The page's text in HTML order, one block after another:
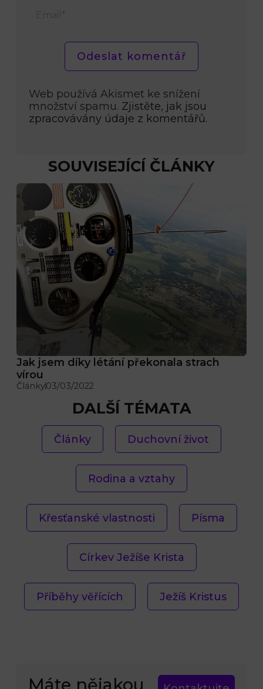
Web používá Akismet ke snížení
množství spamu. Zjistěte, jak jsou
zpracovávány údaje z komentářů.
SOUVISEJÍCÍ ČLÁNKY
Jak jsem díky létání překonala strach
vírou
Články03/03/2022
DALŠÍ TÉMATA
Články Duchovní život
Rodina a vztahy
Křesťanské vlastnosti Písma
Církev Ježíše Krista
Příběhy věřících Ježíš Kristus
Máte nějakou